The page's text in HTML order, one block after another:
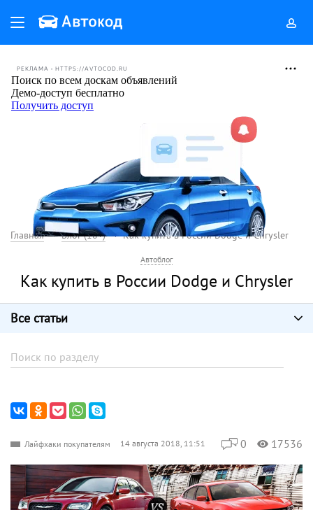
РЕКЛАМА • HTTPS://AVTOCOD.RU
Главная Блог (18+) Как купить в России Dodge и Chrysler
Автоблог
Как купить в России Dodge и Chrysler
Все статьи
Лайфхаки покупателям 14 августа 2018, 11:51 0 17536